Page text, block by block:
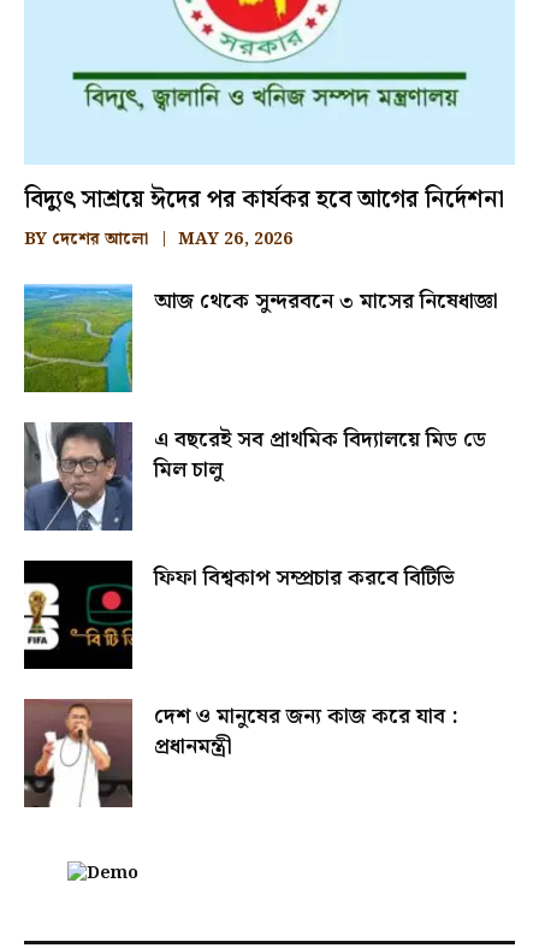
বিদ্যুৎ সাশ্রয়ে ঈদের পর কার্যকর হবে আগের নির্দেশনা
BY দেশের আলো MAY 26, 2026
আজ থেকে সুন্দরবনে ৩ মাসের নিষেধাজ্ঞা
এ বছরেই সব প্রাথমিক বিদ্যালয়ে মিড ডে
মিল চালু
ফিফা বিশ্বকাপ সম্প্রচার করবে বিটিভি
দেশ ও মানুষের জন্য কাজ করে যাব :
প্রধানমন্ত্রী